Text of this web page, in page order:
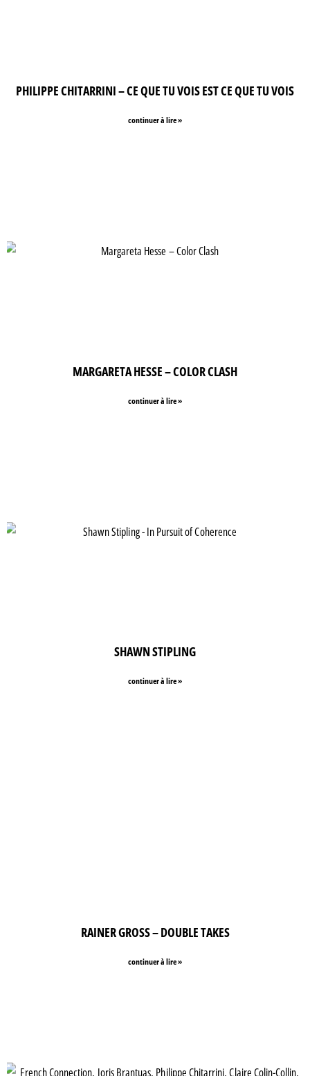
PHILIPPE CHITARRINI – CE QUE TU VOIS EST CE QUE TU VOIS
continuer à lire »
MARGARETA HESSE – COLOR CLASH
continuer à lire »
SHAWN STIPLING
continuer à lire »
RAINER GROSS – DOUBLE TAKES
continuer à lire »